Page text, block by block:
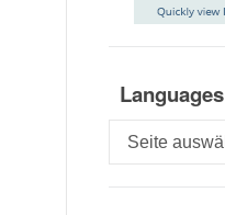
Languages
Languages